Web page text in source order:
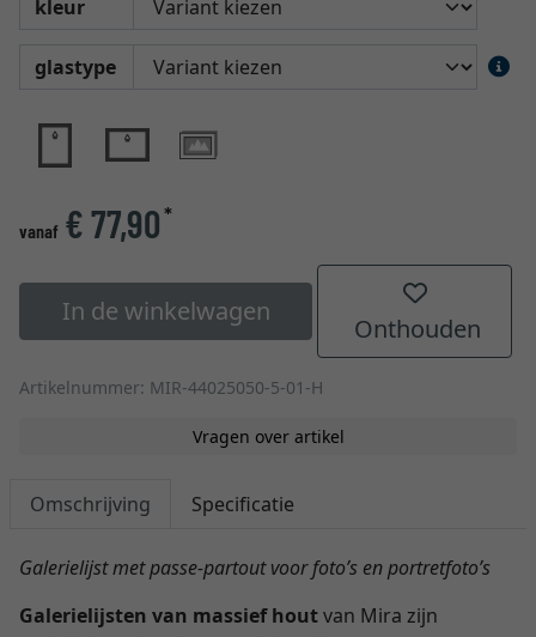
kleur
glastype
vanaf € 77,90*
In de winkelwagen
Onthouden
Artikelnummer: MIR-44025050-5-01-H
Vragen over artikel
Omschrijving Specificatie
Galerielijst met passe-partout voor foto’s en portretfoto’s
Galerielijsten van massief houtvan Mira zijn